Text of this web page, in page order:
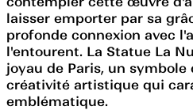
laisser emporter par sa
profonde connexion avec
l'entourent. La Statue La
joyau de Paris, un symbole
créativité artistique qui
emblématique.